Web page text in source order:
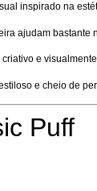
inspirado na
ajudam
e
e cheio de
Puff